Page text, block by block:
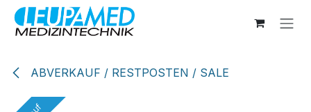
Zum Inhalt springen
ABVERKAUF / RESTPOSTEN / SALE